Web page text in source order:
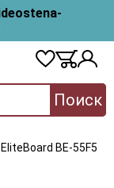
Поиск
EliteBoard BE-55F5